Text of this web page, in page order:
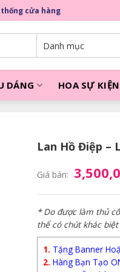
thống cửa hàng
DÁNG HOA SỰ KIỆN
Lan Hồ Điệp –
Giá bán:
* Do được làm thủ
thể có chút khác
1. Tặng Banner
2. Hàng Bạn Tạo